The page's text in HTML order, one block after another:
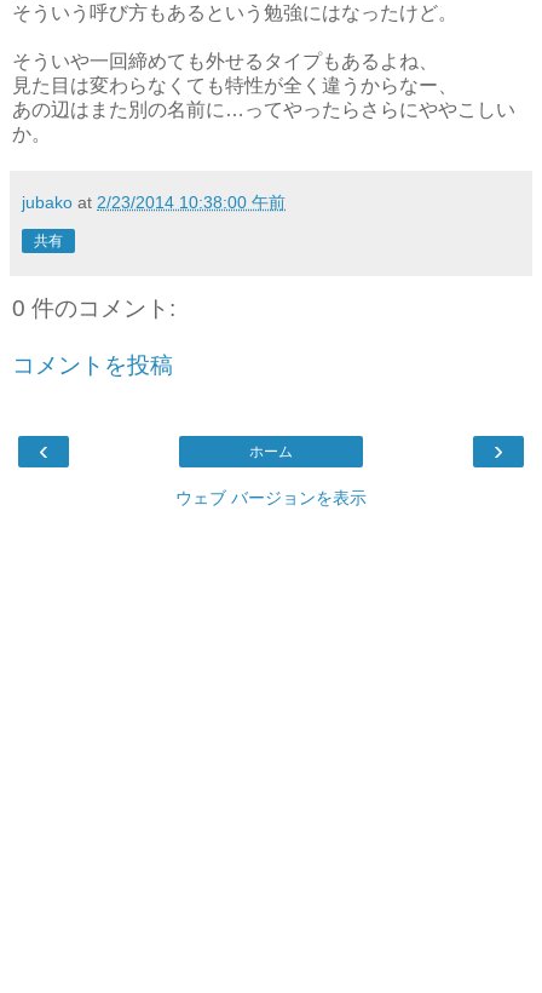
そういう呼び方もあるという勉強にはなったけど。
そういや一回締めても外せるタイプもあるよね、
見た目は変わらなくても特性が全く違うからなー、
あの辺はまた別の名前に…ってやったらさらにややこしい
か。
jubako at 2/23/2014 10:38:00 午前
共有
0 件のコメント:
コメントを投稿
‹ ›
ホーム
ウェブ バージョンを表示